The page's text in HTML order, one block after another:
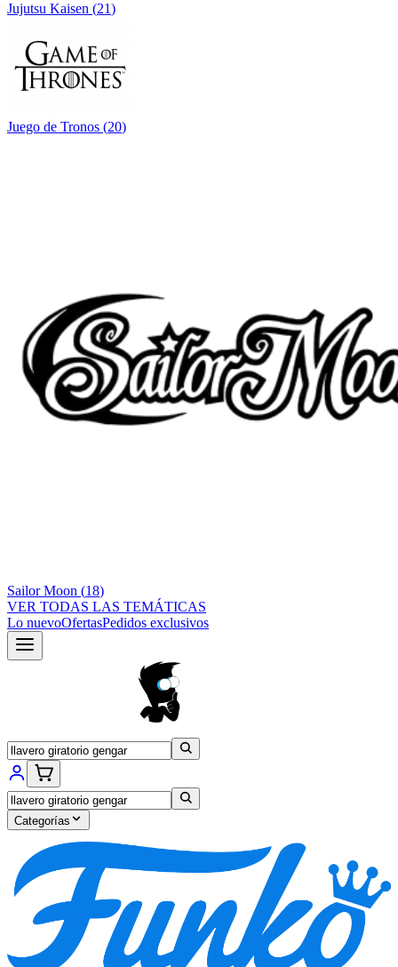
Jujutsu Kaisen (21)
Juego de Tronos (20)
Sailor Moon (18)
VER TODAS LAS TEMÁTICAS
Lo nuevoOfertasPedidos exclusivos
Categorías